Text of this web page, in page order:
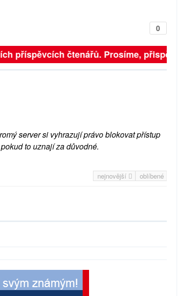
0
čtenářů. Prosíme, přispějte. ➥
server si vyhrazují právo blokovat přístup
to uznají za důvodné.
nejnovější oblíbené